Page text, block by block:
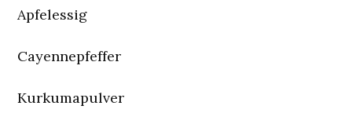
Apfelessig
Cayennepfeffer
Kurkumapulver